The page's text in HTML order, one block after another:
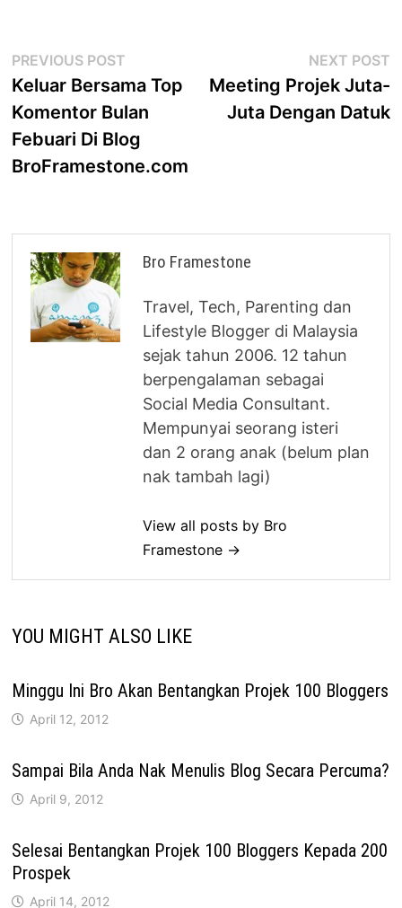
Post
navigation
PREVIOUS POST
post:
Keluar Bersama Top
Komentor Bulan
Febuari Di Blog
BroFramestone.com
NEXT POST
Meeting Projek Juta-
Juta Dengan Datuk
Bro Framestone
Travel, Tech, Parenting dan
Lifestyle Blogger di Malaysia
sejak tahun 2006. 12 tahun
berpengalaman sebagai
Social Media Consultant.
Mempunyai seorang isteri
dan 2 orang anak (belum plan
nak tambah lagi)
View all posts by Bro
Framestone →
YOU MIGHT ALSO LIKE
Minggu Ini Bro Akan Bentangkan Projek 100 Bloggers
April 12, 2012
Sampai Bila Anda Nak Menulis Blog Secara Percuma?
April 9, 2012
Selesai Bentangkan Projek 100 Bloggers Kepada 200
Prospek
April 14, 2012